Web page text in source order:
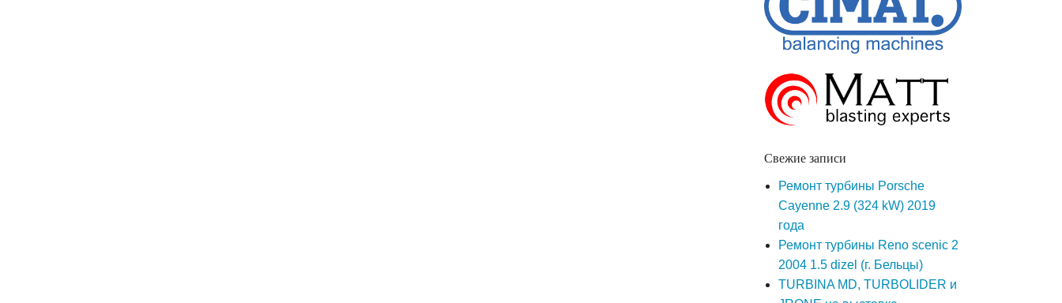
Свежие записи
Ремонт турбины Porsche
Cayenne 2.9 (324 kW) 2019
года
Ремонт турбины Reno scenic 2
2004 1.5 dizel (г. Бельцы)
TURBINA MD, TURBOLIDER и